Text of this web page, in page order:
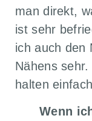
man direkt,
ist sehr
ich auch den
Nähens
halten
Wenn